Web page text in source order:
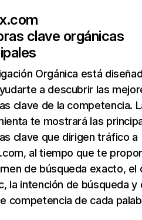
clave orgánicas
Orgánica está
a descubrir las
clave de la competencia.
te mostrará las
clave que dirigen tráfico a
al tiempo que te
de búsqueda exacto, el
la intención de búsqueda y
competencia de cada